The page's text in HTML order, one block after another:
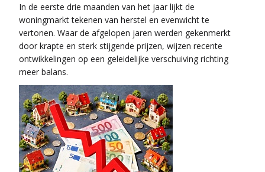
In de eerste drie maanden van het jaar lijkt de
woningmarkt tekenen van herstel en evenwicht te
vertonen. Waar de afgelopen jaren werden gekenmerkt
door krapte en sterk stijgende prijzen, wijzen recente
ontwikkelingen op een geleidelijke verschuiving richting
meer balans.